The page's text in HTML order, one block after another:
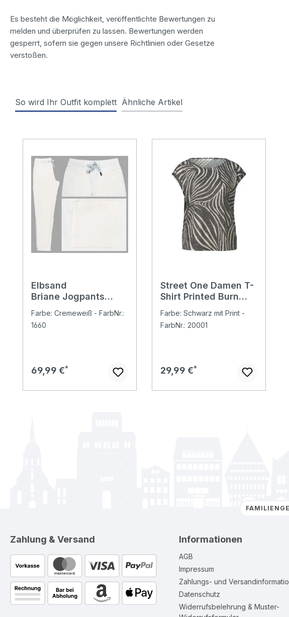
Es besteht die Möglichkeit, veröffentlichte Bewertungen zu
melden und überprüfen zu lassen. Bewertungen werden
gesperrt, sofern sie gegen unsere Richtlinien oder Gesetze
verstoßen.
So wird Ihr Outfit komplett Ähnliche Artikel
Elbsand
Briane Jogpants
white
Farbe: Cremeweiß - FarbNr.:
1660
Regulärer Preis:
69,99 €
Street One Damen T-
Shirt Printed Burn
Farbe: Schwarz mit Print -
FarbNr.: 20001
Regulärer Preis:
29,99 €
Zahlung & Versand Informationen
AGB
Impressum
Zahlungs- und
Datenschutz
Widerrufsbelehrung & Muster-